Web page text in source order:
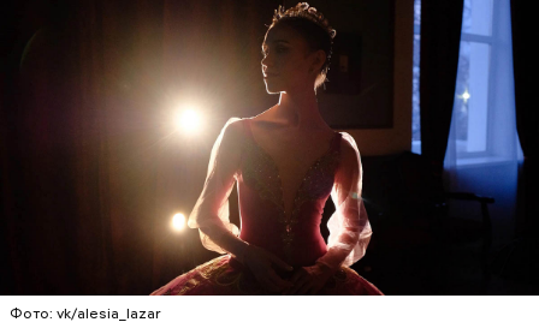
Фото: vk/alesia_lazar
Однако если молния все же взорвется, то это
может привести к тому, что человек получит ожоги
или загорится помещение, предупредил эксперт.
— Встречался с теми, кто уехал раньше, так как
раньше прибывал на место. Было большое чувство
радости от встречи с однополчанами, — говорит
19 декабря с утра люди шли в церковь, служили
молебны святому Николаю, а после этого сообща
накрывали большие столы и начинали веселиться.
«Для кума Никольщина бражку варит, для кумы –
пироги печет»; «На Никольщину зови друга, зови и
ворога — оба будут друзья».